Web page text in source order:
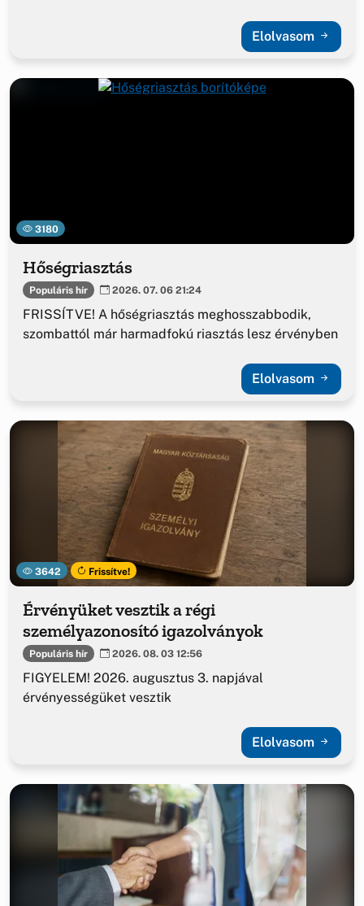
Elolvasom
3180
Hőségriasztás
Populáris hír 2026. 07. 06 21:24
FRISSÍTVE! A hőségriasztás meghosszabbodik,
szombattól már harmadfokú riasztás lesz érvényben
Elolvasom
3642 Frissítve!
Érvényüket vesztik a régi
személyazonosító igazolványok
Populáris hír 2026. 08. 03 12:56
FIGYELEM! 2026. augusztus 3. napjával
érvényességüket vesztik
Elolvasom